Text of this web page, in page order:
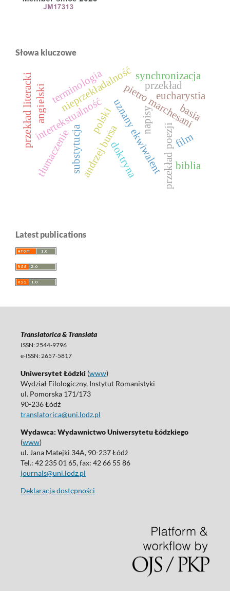
Słowa kluczowe
andrzej bursa
intertekstualność
przekład literacki uznany ekwiwalent
nieprzekładalność
substytucja przekład poezji
pietro marchesani
terminologia
doktryna
eucharystia
biblia
przekład
napisy
film
tłumaczenie
synchronizacja
angielski polski basia
Latest publications
Translatorica & Translata
ISSN: 2544-9796
e-ISSN: 2657-5817
Uniwersytet Łódzki(www)
Wydział Filologiczny, Instytut Romanistyki
ul. Pomorska 171/173
90-236 Łódź
translatorica@uni.lodz.pl
Wydawca: Wydawnictwo Uniwersytetu Łódzkiego
(www)
ul. Jana Matejki 34A, 90-237 Łódź
Tel.: 42 235 01 65, fax: 42 66 55 86
journals@uni.lodz.pl
Deklaracja dostępności